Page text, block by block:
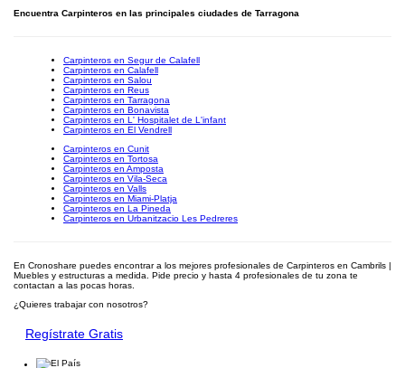
Encuentra Carpinteros en las principales ciudades de Tarragona
Carpinteros en Segur de Calafell
Carpinteros en Calafell
Carpinteros en Salou
Carpinteros en Reus
Carpinteros en Tarragona
Carpinteros en Bonavista
Carpinteros en L' Hospitalet de L'infant
Carpinteros en El Vendrell
Carpinteros en Cunit
Carpinteros en Tortosa
Carpinteros en Amposta
Carpinteros en Vila-Seca
Carpinteros en Valls
Carpinteros en Miami-Platja
Carpinteros en La Pineda
Carpinteros en Urbanitzacio Les Pedreres
En Cronoshare puedes encontrar a los mejores profesionales de Carpinteros en Cambrils |
Muebles y estructuras a medida. Pide precio y hasta 4 profesionales de tu zona te
contactan a las pocas horas.
¿Quieres trabajar con nosotros?
Regístrate Gratis